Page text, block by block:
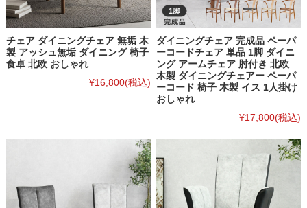
チェア ダイニングチェア 無垢 木
製 アッシュ無垢 ダイニング 椅子
食卓 北欧 おしゃれ
¥16,800(税込)
ダイニングチェア 完成品 ペーパ
ーコードチェア 単品 1脚 ダイニ
ング アームチェア 肘付き 北欧
木製 ダイニングチェアー ペーパ
ーコード 椅子 木製 イス 1人掛け
おしゃれ
¥17,800(税込)